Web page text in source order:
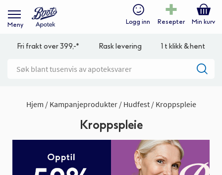
Meny Logg inn Resepter Min kurv
Fri frakt over 399,-* Rask levering 1 t klikk & hent
Hjem Kampanjeprodukter Hudfest Kroppspleie
Kroppspleie